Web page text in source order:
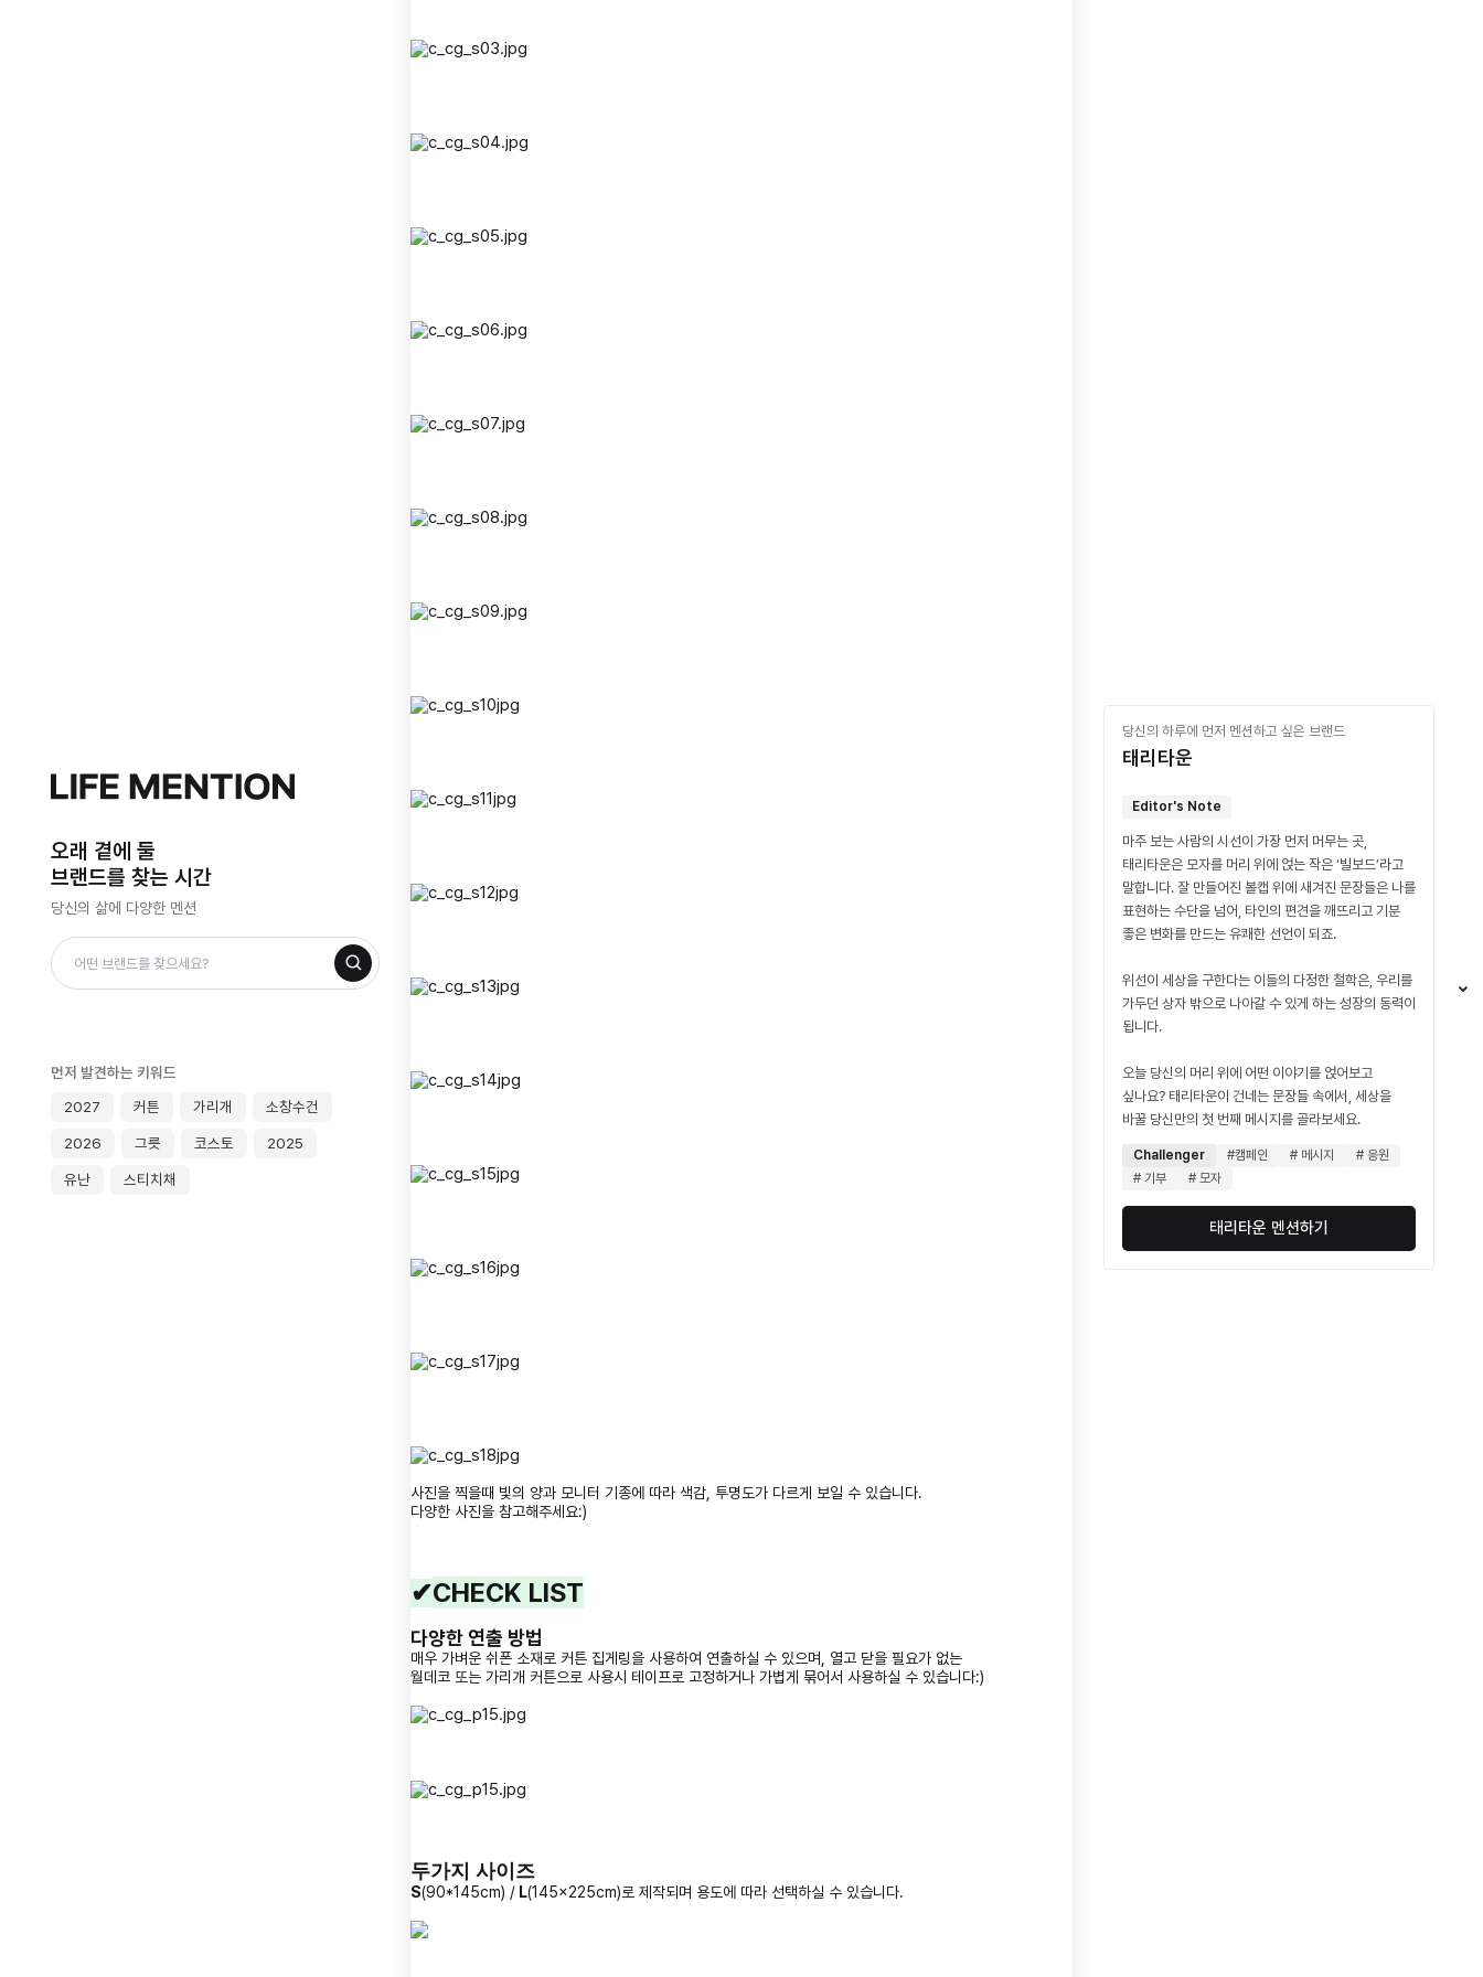
사진을 찍을때 빛의 양과 모니터 기종에 따라 색감, 투명도가 다르게 보일 수 있습니다.
다양한 사진을 참고해주세요:)
✔︎CHECK LIST
다양한 연출 방법
매우 가벼운 쉬폰 소재로 커튼 집게링을 사용하여 연출하실 수 있으며, 열고 닫을 필요가 없는
월데코 또는 가리개 커튼으로 사용시 테이프로 고정하거나 가볍게 묶어서 사용하실 수 있습니다:)
두가지 사이즈
S(90*145cm) / L(145x225cm)로 제작되며 용도에 따라 선택하실 수 있습니다.
오래 곁에 둘
브랜드를 찾는 시간
당신의 삶에 다양한 멘션
먼저 발견하는 키워드
2027
커튼 가리개 소창수건
2026 그릇 코스토 2025
유난 스티치채
당신의 하루에 먼저 멘션하고 싶은 브랜드
태리타운
Editor's Note
마주 보는 사람의 시선이 가장 먼저 머무는 곳,
태리타운은 모자를 머리 위에 얹는 작은 ‘빌보드’라고
말합니다. 잘 만들어진 볼캡 위에 새겨진 문장들은 나를
표현하는 수단을 넘어, 타인의 편견을 깨뜨리고 기분
좋은 변화를 만드는 유쾌한 선언이 되죠.
위선이 세상을 구한다는 이들의 다정한 철학은, 우리를
가두던 상자 밖으로 나아갈 수 있게 하는 성장의 동력이
됩니다.
오늘 당신의 머리 위에 어떤 이야기를 얹어보고
싶나요? 태리타운이 건네는 문장들 속에서, 세상을
바꿀 당신만의 첫 번째 메시지를 골라보세요.
Challenger #캠페인 # 메시지
# 응원
# 기부
# 모자
태리타운 멘션하기